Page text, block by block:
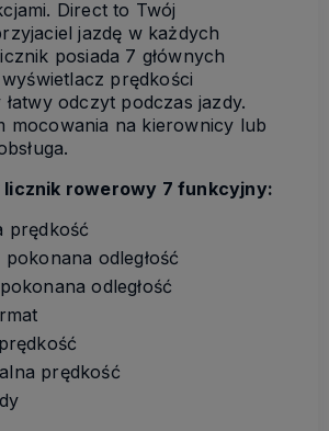
Direct to Twój
jazdę w każdych
posiada 7 głównych
prędkości
odczyt podczas jazdy.
mocowania na kierownicy lub
licznik rowerowy 7 funkcyjny:
prędkość
pokonana odległość
odległość
prędkość